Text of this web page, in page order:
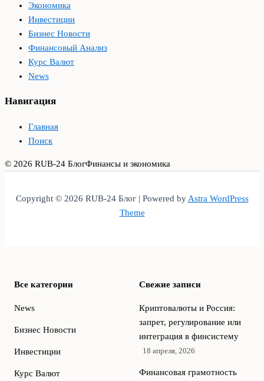
Экономика
Инвестиции
Бизнес Новости
Финансовый Анализ
Курс Валют
News
Навигация
Главная
Поиск
© 2026 RUB-24 БлогФинансы и экономика
Copyright © 2026 RUB-24 Блог | Powered byAstra WordPress
Theme
Все категории
News
Бизнес Новости
Инвестиции
Курс Валют
Свежие записи
Криптовалюты и Россия:
запрет, регулирование или
интеграция в финсистему
18 апреля, 2026
Финансовая грамотность